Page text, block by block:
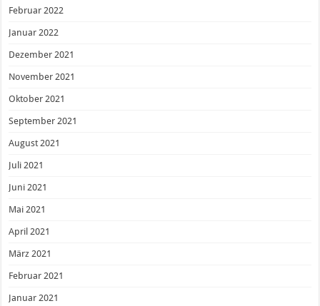
Februar 2022
Januar 2022
Dezember 2021
November 2021
Oktober 2021
September 2021
August 2021
Juli 2021
Juni 2021
Mai 2021
April 2021
März 2021
Februar 2021
Januar 2021